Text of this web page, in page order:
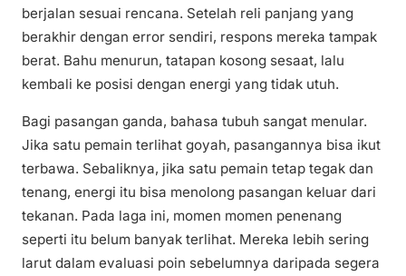
berjalan sesuai rencana. Setelah reli panjang yang
berakhir dengan error sendiri, respons mereka tampak
berat. Bahu menurun, tatapan kosong sesaat, lalu
kembali ke posisi dengan energi yang tidak utuh.
Bagi pasangan ganda, bahasa tubuh sangat menular.
Jika satu pemain terlihat goyah, pasangannya bisa ikut
terbawa. Sebaliknya, jika satu pemain tetap tegak dan
tenang, energi itu bisa menolong pasangan keluar dari
tekanan. Pada laga ini, momen momen penenang
seperti itu belum banyak terlihat. Mereka lebih sering
larut dalam evaluasi poin sebelumnya daripada segera